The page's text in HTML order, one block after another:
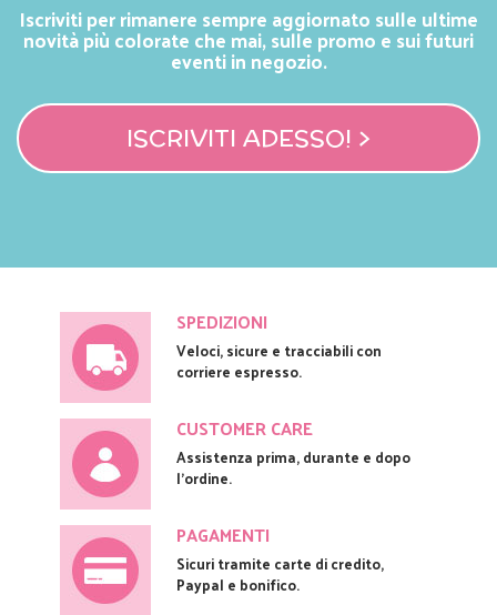
Iscriviti per rimanere sempre aggiornato sulle ultime
novità più colorate che mai, sulle promo e sui futuri
eventi in negozio.
ISCRIVITI ADESSO! >
SPEDIZIONI
Veloci, sicure e tracciabili con
corriere espresso.
CUSTOMER CARE
Assistenza prima, durante e dopo
l'ordine.
PAGAMENTI
Sicuri tramite carte di credito,
Paypal e bonifico.